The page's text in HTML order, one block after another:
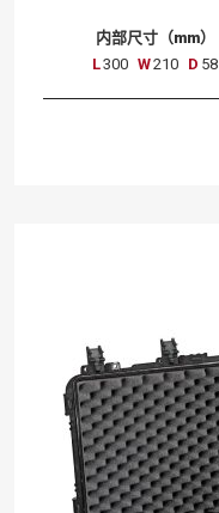
内部尺寸（mm）
L300 W210 D 58